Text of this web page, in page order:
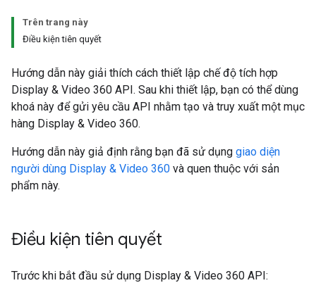
Trên trang này
Điều kiện tiên quyết
Hướng dẫn này giải thích cách thiết lập chế độ tích hợp
Display & Video 360 API. Sau khi thiết lập, bạn có thể dùng
khoá này để gửi yêu cầu API nhằm tạo và truy xuất một mục
hàng Display & Video 360.
Hướng dẫn này giả định rằng bạn đã sử dụng giao diện
người dùng Display & Video 360 và quen thuộc với sản
phẩm này.
Điều kiện tiên quyết
Trước khi bắt đầu sử dụng Display & Video 360 API: